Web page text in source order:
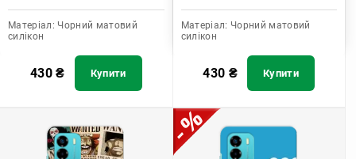
Матеріал: Чорний матовий
силікон
430₴ Купити
Матеріал: Чорний матовий
силікон
430 ₴ Купити